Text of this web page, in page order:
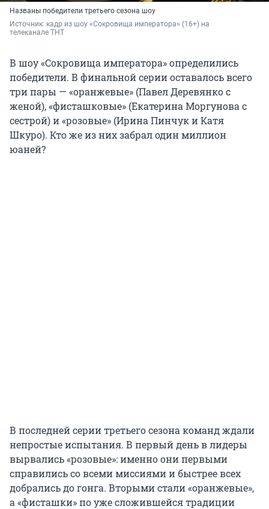
Названы победители третьего сезона шоу
Источник: кадр из шоу «Сокровища императора» (16+) на
телеканале ТНТ
В шоу «Сокровища императора» определились
победители. В финальной серии оставалось всего
три пары — «оранжевые» (Павел Деревянко с
женой), «фисташковые» (Екатерина Моргунова с
сестрой) и «розовые» (Ирина Пинчук и Катя
Шкуро). Кто же из них забрал один миллион
юаней?
В последней серии третьего сезона команд ждали
непростые испытания. В первый день в лидеры
вырвались «розовые»: именно они первыми
справились со всеми миссиями и быстрее всех
добрались до гонга. Вторыми стали «оранжевые»,
а «фисташки» по уже сложившейся традиции